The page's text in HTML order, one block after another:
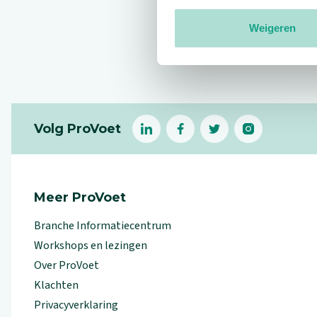
Weigeren
Reviews
Volg ProVoet
linkedin (Let op uitgaande link)
facebook(Let op uitgaande
twitter(Let op
instagram
Meer ProVoet
Branche Informatiecentrum
Workshops en lezingen
Over ProVoet
Klachten
Privacyverklaring